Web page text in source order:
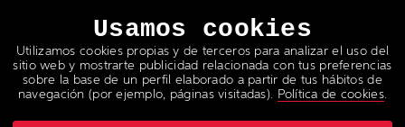
Usamos cookies
Utilizamos cookies propias y de terceros para analizar el uso del
sitio web y mostrarte publicidad relacionada con tus preferencias
sobre la base de un perfil elaborado a partir de tus hábitos de
navegación (por ejemplo, páginas visitadas). Política de cookies.